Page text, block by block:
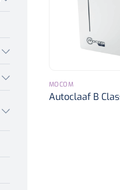
MOCOM
Autoclaaf B